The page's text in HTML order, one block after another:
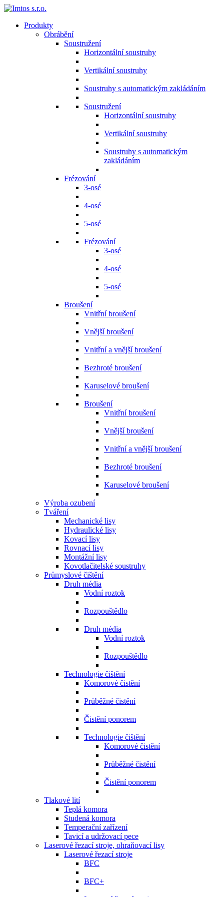
Produkty
Obrábění
Soustružení
Horizontální soustruhy
Vertikální soustruhy
Soustruhy s automatickým zakládáním
Soustružení
Horizontální soustruhy
Vertikální soustruhy
Soustruhy s automatickým
zakládáním
Frézování
3-osé
4-osé
5-osé
Frézování
3-osé
4-osé
5-osé
Broušení
Vnitřní broušení
Vnější broušení
Vnitřní a vnější broušení
Bezhroté broušení
Karuselové broušení
Broušení
Vnitřní broušení
Vnější broušení
Vnitřní a vnější broušení
Bezhroté broušení
Karuselové broušení
Výroba ozubení
Tváření
Mechanické lisy
Hydraulické lisy
Kovací lisy
Rovnací lisy
Montážní lisy
Kovotlačitelské soustruhy
Průmyslové čištění
Druh média
Vodní roztok
Rozpouštědlo
Druh média
Vodní roztok
Rozpouštědlo
Technologie čištění
Komorové čistění
Průběžné čistění
Čistění ponorem
Technologie čištění
Komorové čistění
Průběžné čistění
Čistění ponorem
Tlakové lití
Teplá komora
Studená komora
Temperační zařízení
Tavicí a udržovací pece
Laserové řezací stroje, ohraňovací lisy
Laserové řezací stroje
BFC
BFC+